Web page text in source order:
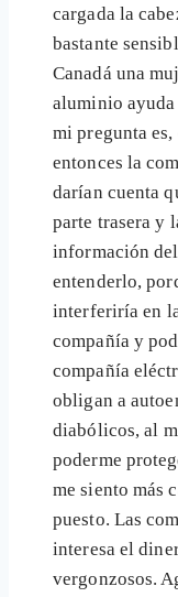
cargada la
bastante
Canadá una
aluminio ayuda
mi pregunta
entonces la
darían cuenta
parte trasera y
información
entenderlo,
interferiría en
compañía y
compañía
obligan a
diabólicos, al
poderme
me siento más
puesto. Las
interesa el
vergonzosos.